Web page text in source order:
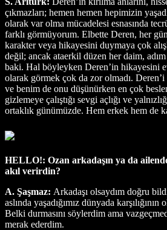
çıkmazları; hemen hemen hepimizin
olarak var olma mücadelesi esnasında
farklı görmüyorum. Elbette Deren, her
karakter veya hikayesini duymaya çok
değil; ancak ataerkil düzen her daim, adım
baki. Hal böyleyken Deren’in hikayesini
olarak görmek çok da zor olmadı.
ve benim de onu düşünürken en çok
gizlemeye çalıştığı sevgi açlığı ve
ortaklık günümüzde. Hem erkek hem de
HELLO!: Ozan arkadaşın ya da
akıl verirdin?
A. Şaşmaz: Arkadaşı olsaydım doğru
aslında yaşadığımız dünyada karşılığının
Belki durmasını söylerdim ama
merak ederdim.